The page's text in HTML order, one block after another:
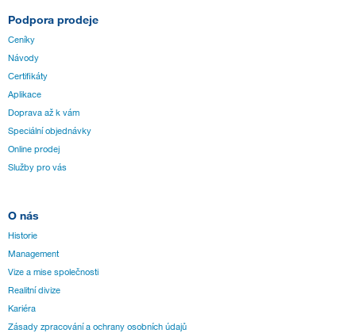
Podpora prodeje
Ceníky
Návody
Certifikáty
Aplikace
Doprava až k vám
Speciální objednávky
Online prodej
Služby pro vás
O nás
Historie
Management
Vize a mise společnosti
Realitní divize
Kariéra
Zásady zpracování a ochrany osobních údajů